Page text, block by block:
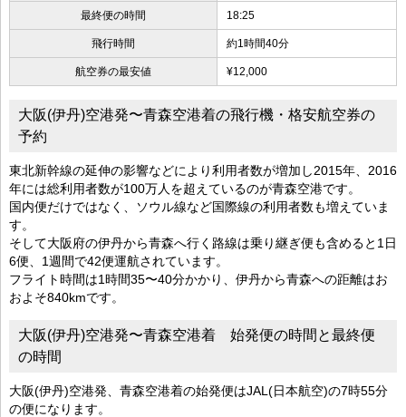
最終便の時間 18:25
飛行時間 約1時間40分
航空券の最安値 ¥12,000
大阪(伊丹)空港発〜青森空港着の飛行機・格安航空券の
予約
東北新幹線の延伸の影響などにより利用者数が増加し2015年、2016
年には総利用者数が100万人を超えているのが青森空港です。
国内便だけではなく、ソウル線など国際線の利用者数も増えていま
す。
そして大阪府の伊丹から青森へ行く路線は乗り継ぎ便も含めると1日
6便、1週間で42便運航されています。
フライト時間は1時間35〜40分かかり、伊丹から青森への距離はお
およそ840kmです。
大阪(伊丹)空港発〜青森空港着 始発便の時間と最終便
の時間
大阪(伊丹)空港発、青森空港着の始発便はJAL(日本航空)の7時55分
の便になります。